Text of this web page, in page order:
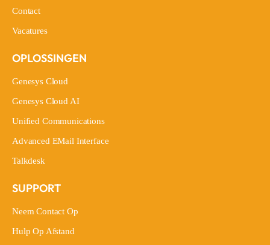
Contact
Vacatures
OPLOSSINGEN
Genesys Cloud
Genesys Cloud AI
Unified Communications
Advanced EMail Interface
Talkdesk
SUPPORT
Neem Contact Op
Hulp Op Afstand